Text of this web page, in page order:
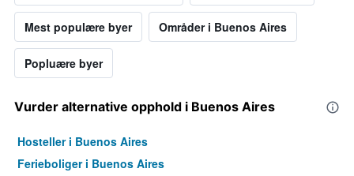
Mest populære byer Områder i Buenos Aires
Popluære byer
Vurder alternative opphold i Buenos Aires
Hosteller i Buenos Aires
Ferieboliger i Buenos Aires